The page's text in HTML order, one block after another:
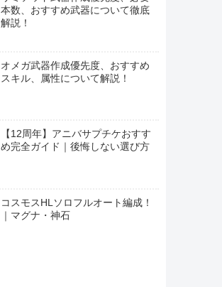
本数、おすすめ武器について徹底
解説！
オメガ武器作成優先度、おすすめ
スキル、属性について解説！
【12周年】アニバサプチケおすす
め完全ガイド｜後悔しない選び方
コスモスHLソロフルオート編成！
｜マグナ・神石